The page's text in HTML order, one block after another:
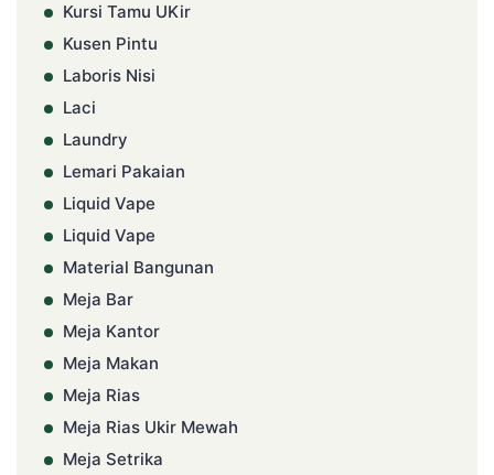
Kursi Tamu UKir
Kusen Pintu
Laboris Nisi
Laci
Laundry
Lemari Pakaian
Liquid Vape
Liquid Vape
Material Bangunan
Meja Bar
Meja Kantor
Meja Makan
Meja Rias
Meja Rias Ukir Mewah
Meja Setrika